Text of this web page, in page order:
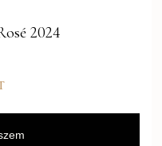
2024